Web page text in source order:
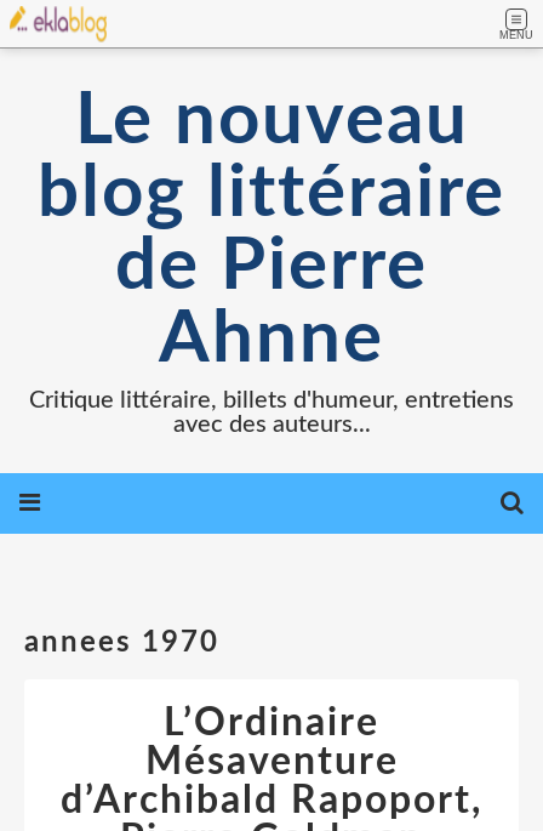
MENU
Le nouveau
blog littéraire
de Pierre
Ahnne
Critique littéraire, billets d'humeur, entretiens
avec des auteurs...
annees 1970
L’Ordinaire
Mésaventure
d’Archibald Rapoport,